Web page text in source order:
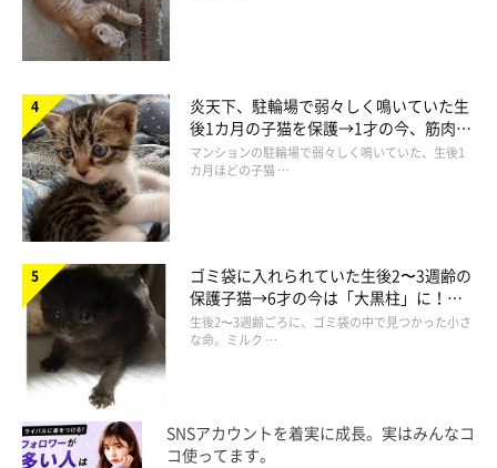
炎天下、駐輪場で弱々しく鳴いていた生
後1カ月の子猫を保護→1才の今、筋肉質
でツンデレなコに成長
マンションの駐輪場で弱々しく鳴いていた、生後1
カ月ほどの子猫 …
ゴミ袋に入れられていた生後2〜3週齢の
保護子猫→6才の今は「大黒柱」に！
美しい黒猫に成長した姿にグッとくる
生後2〜3週齢ごろに、ゴミ袋の中で見つかった小さ
な命。ミルク …
SNSアカウントを着実に成長。実はみんなコ
コ使ってます。